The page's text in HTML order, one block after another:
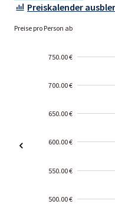
Preiskalender
Preise pro Person ab
750.00 €
700.00 €
650.00 €
600.00 €
550.00 €
500.00 €